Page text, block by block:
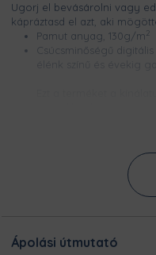
Ugorj el bevásárolni vagy
kápráztasd el azt, aki
Pamut anyag, 130g/m 2
Csúcsminőségű
rendeléseddel, és
Ápolási útmutató